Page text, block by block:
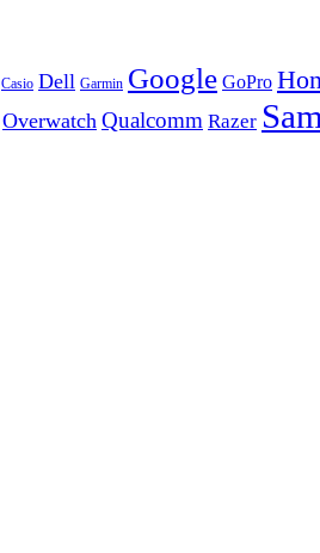
Casio Dell Garmin Google GoPro
Overwatch Qualcomm Razer